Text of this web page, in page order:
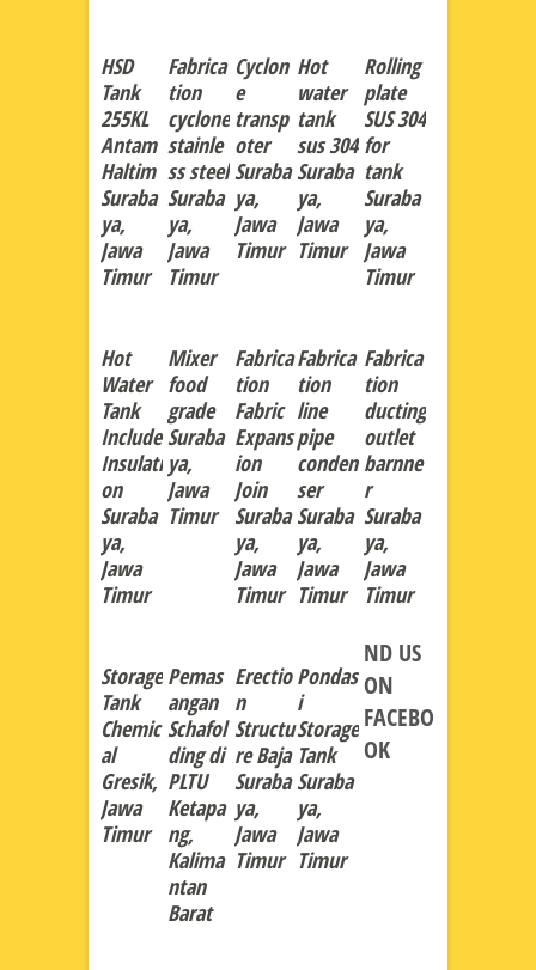
HSD
Tank
255KL
Antam
Haltim
Suraba
ya,
Jawa
Timur
Fabrica
tion
cyclone
stainle
ss steel
Suraba
ya,
Jawa
Timur
Cyclon
e
transp
oter
Suraba
ya,
Jawa
Timur
Hot
water
tank
sus 304
Suraba
ya,
Jawa
Timur
Rolling
plate
SUS 304
for
tank
Suraba
ya,
Jawa
Timur
Hot
Water
Tank
Include
Insulati
on
Suraba
ya,
Jawa
Timur
Mixer
food
grade
Suraba
ya,
Jawa
Timur
Fabrica
tion
Fabric
Expans
ion
Join
Suraba
ya,
Jawa
Timur
Fabrica
tion
line
pipe
conden
ser
Suraba
ya,
Jawa
Timur
Fabrica
tion
ducting
outlet
barnne
r
Suraba
ya,
Jawa
Timur
Storage
Tank
Chemic
al
Gresik,
Jawa
Timur
Pemas
angan
Schafol
ding di
PLTU
Ketapa
ng,
Kalima
ntan
Barat
Erectio
n
Structu
re Baja
Suraba
ya,
Jawa
Timur
Pondas
i
Storage
Tank
Suraba
ya,
Jawa
Timur
ND US
ON
FACEBO
OK